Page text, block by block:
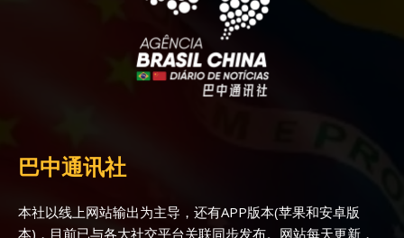
巴中通讯社
本社以线上网站输出为主导，还有APP版本(苹果和安卓版
本)，目前已与各大社交平台关联同步发布。网站每天更新，